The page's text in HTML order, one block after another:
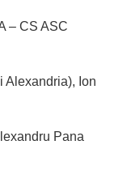
– CS ASC
Alexandria), Ion
Pana